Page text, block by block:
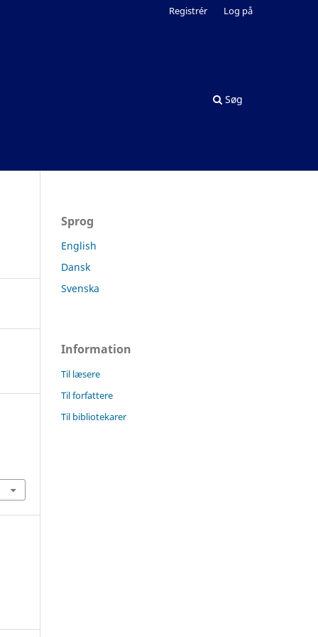
Søg
Registrér Log på
Sprog
English
Dansk
Svenska
Information
Til læsere
Til forfattere
Til bibliotekarer